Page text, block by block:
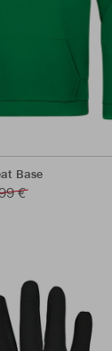
Base
€